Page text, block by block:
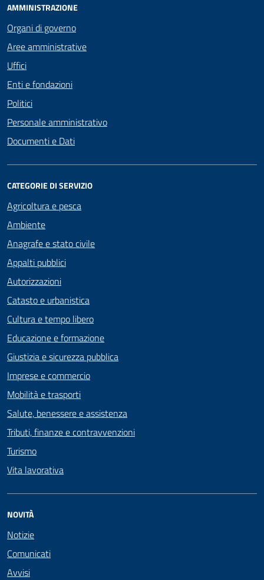
AMMINISTRAZIONE
Organi di governo
Aree amministrative
Uffici
Enti e fondazioni
Politici
Personale amministrativo
Documenti e Dati
CATEGORIE DI SERVIZIO
Agricoltura e pesca
Ambiente
Anagrafe e stato civile
Appalti pubblici
Autorizzazioni
Catasto e urbanistica
Cultura e tempo libero
Educazione e formazione
Giustizia e sicurezza pubblica
Imprese e commercio
Mobilità e trasporti
Salute, benessere e assistenza
Tributi, finanze e contravvenzioni
Turismo
Vita lavorativa
NOVITÀ
Notizie
Comunicati
Avvisi